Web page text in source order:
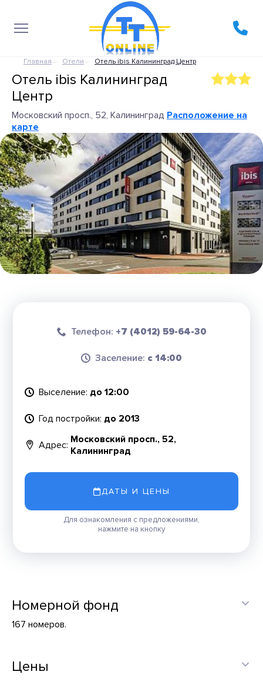
Главная Отели Отель ibis Калининград Центр
Отель ibis Калининград
Центр
Московский просп., 52, Калининград Расположение на
карте
Телефон: +7 (4012) 59-64-30
Заселение: с 14:00
Выселение: до 12:00
Год постройки: до 2013
Адрес: Московский просп., 52,
Калининград
ДАТЫ И ЦЕНЫ
Для ознакомления с предложениями,
нажмите на кнопку
Номерной фонд
167 номеров.
Цены